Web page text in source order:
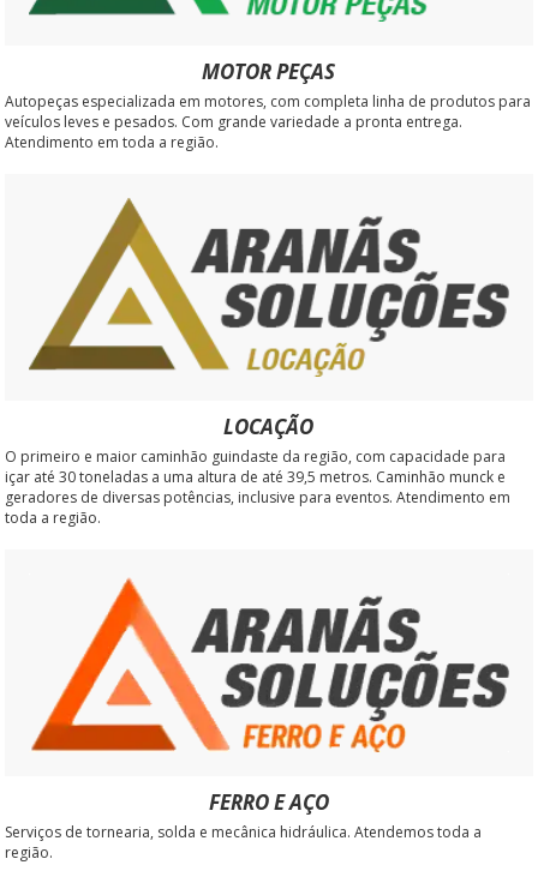
MOTOR PEÇAS
Autopeças especializada em motores, com completa linha de produtos para
veículos leves e pesados. Com grande variedade a pronta entrega.
Atendimento em toda a região.
LOCAÇÃO
O primeiro e maior caminhão guindaste da região, com capacidade para
içar até 30 toneladas a uma altura de até 39,5 metros. Caminhão munck e
geradores de diversas potências, inclusive para eventos. Atendimento em
toda a região.
FERRO E AÇO
Serviços de tornearia, solda e mecânica hidráulica. Atendemos toda a
região.